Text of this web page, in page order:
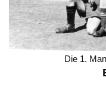
Die 1.